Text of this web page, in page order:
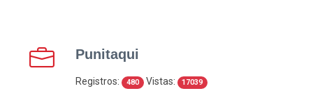
Punitaqui
Registros: 480 Vistas: 17039